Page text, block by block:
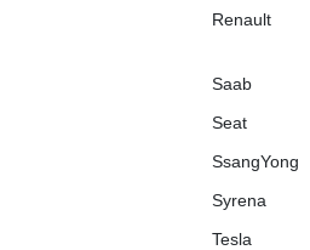
Renault
Saab
Seat
SsangYong
Syrena
Tesla